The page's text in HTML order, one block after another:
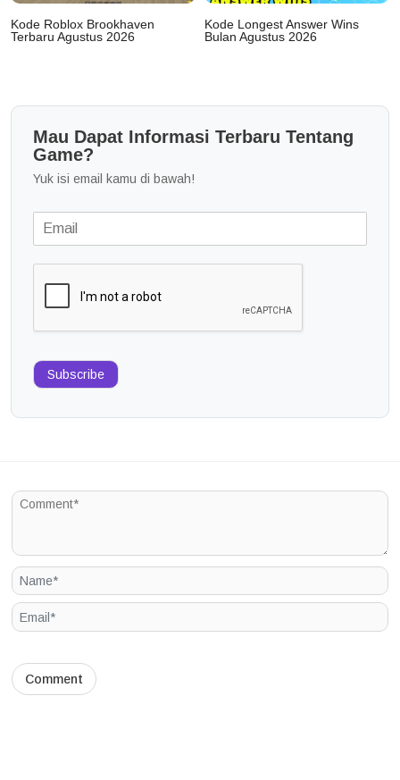
Kode Roblox Brookhaven
Terbaru Agustus 2026
Kode Longest Answer Wins
Bulan Agustus 2026
Mau Dapat Informasi Terbaru Tentang
Game?
Yuk isi email kamu di bawah!
Subscribe